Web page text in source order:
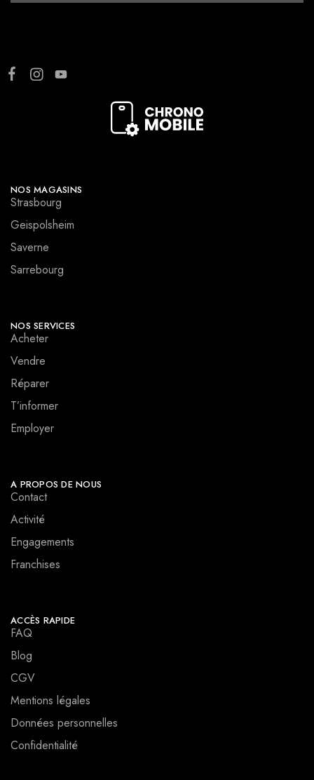
NOS MAGASINS
Strasbourg
Geispolsheim
Saverne
Sarrebourg
NOS SERVICES
Acheter
Vendre
Réparer
T’informer
Employer
A PROPOS DE NOUS
Contact
Activité
Engagements
Franchises
ACCÈS RAPIDE
FAQ
Blog
CGV
Mentions légales
Données personnelles
Confidentialité